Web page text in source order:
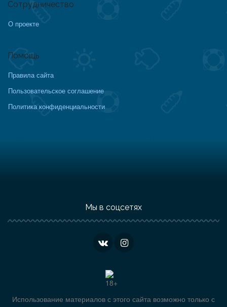
Сотрудничество
О проекте
Помощь
Правила сайта
Пользовательское соглашение
Политика конфиденциальности
Мы в соцсетях
Использование материалов с этого сайта возможно только с